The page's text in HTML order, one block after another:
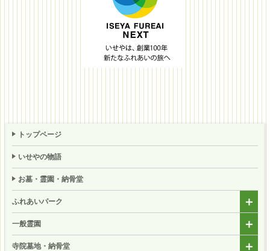
トップページ
いせやの物語
お墓・霊園・納骨堂
ふれあいパーク
一般霊園
寺院墓地・納骨堂